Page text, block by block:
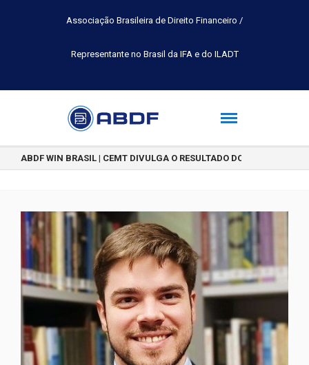
Associação Brasileira de Direito Financeiro /
Representante no Brasil da IFA e do ILADT
ABDF WIN BRASIL | CEMT DIVULGA O RESULTADO DO CONCURSO